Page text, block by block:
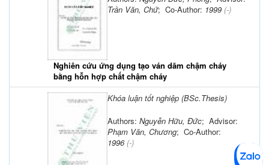
Nghiên cứu ứng dụng tạo ván dăm chậm cháy
bằng hỗn hợp chất chậm cháy
Trần Văn, Chứ; Co-Author: 1999 (-)
Khóa luận tốt nghiệp (BSc.Thesis)
Authors: Nguyễn Hữu, Đức; Advisor:
Phạm Văn, Chương; Co-Author:
1996(-)